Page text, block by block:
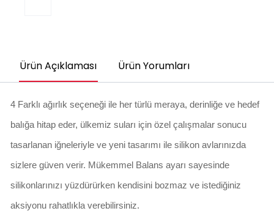
Ürün Açıklaması Ürün Yorumları
4 Farklı ağırlık seçeneği ile her türlü meraya, derinliğe ve hedef
balığa hitap eder, ülkemiz suları için özel çalışmalar sonucu
tasarlanan iğneleriyle ve yeni tasarımı ile silikon avlarınızda
sizlere güven verir. Mükemmel Balans ayarı sayesinde
silikonlarınızı yüzdürürken kendisini bozmaz ve istediğiniz
aksiyonu rahatlıkla verebilirsiniz.